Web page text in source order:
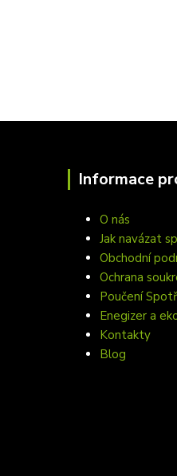
Informace
O nás
Jak navázat
Obchodní
Ochrana
Poučení
Enegizer a
Kontakty
Blog